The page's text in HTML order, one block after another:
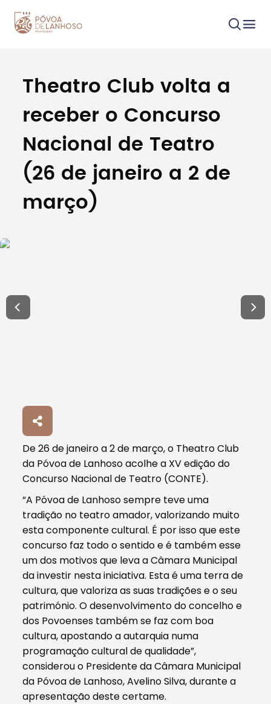
Procurar
Tipo de conteúdo
Theatro Club volta a
receber o Concurso
Nacional de Teatro
(26 de janeiro a 2 de
março)
De 26 de janeiro a 2 de março, o Theatro Club
da Póvoa de Lanhoso acolhe a XV edição do
Concurso Nacional de Teatro (CONTE).
“A Póvoa de Lanhoso sempre teve uma
tradição no teatro amador, valorizando muito
esta componente cultural. É por isso que este
concurso faz todo o sentido e é também esse
um dos motivos que leva a Câmara Municipal
da investir nesta iniciativa. Esta é uma terra de
cultura, que valoriza as suas tradições e o seu
património. O desenvolvimento do concelho e
dos Povoenses também se faz com boa
cultura, apostando a autarquia numa
programação cultural de qualidade”,
considerou o Presidente da Câmara Municipal
da Póvoa de Lanhoso, Avelino Silva, durante a
apresentação deste certame.